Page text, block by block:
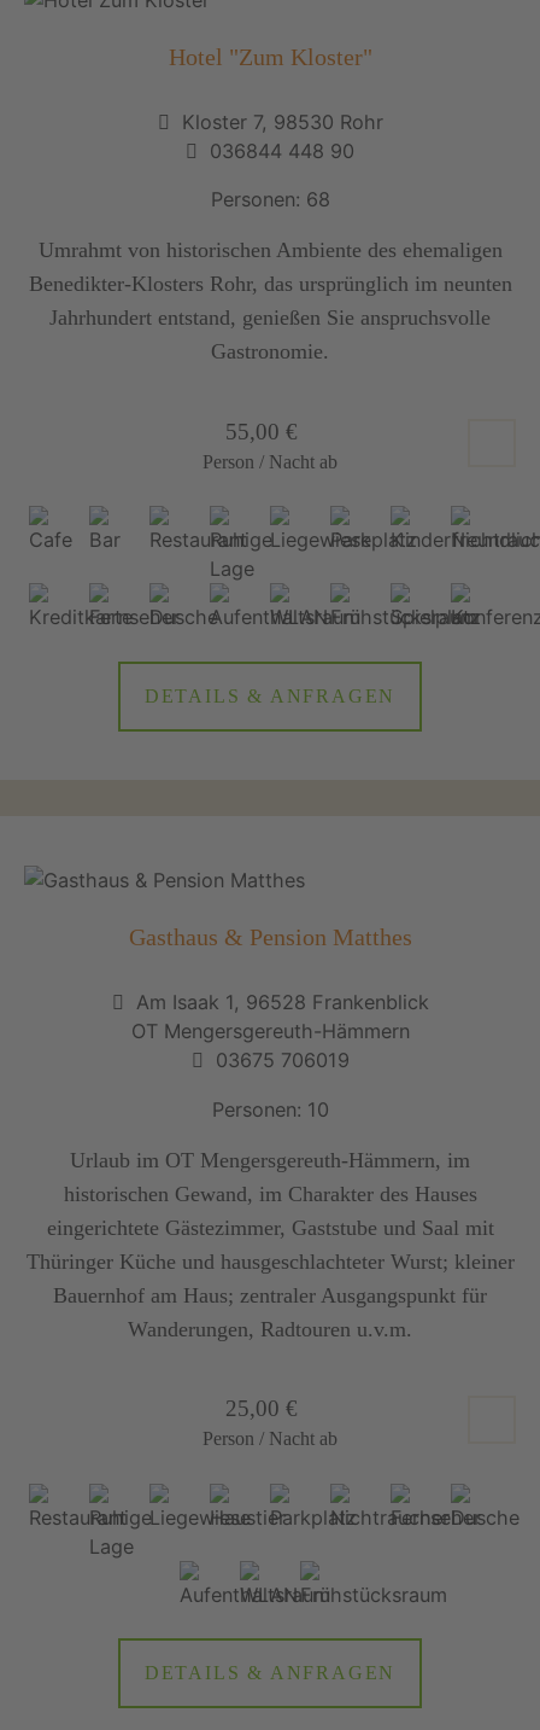
Hotel "Zum Kloster"
Kloster 7, 98530 Rohr
036844 448 90
Personen: 68
Umrahmt von historischen Ambiente des ehemaligen
Benedikter-Klosters Rohr, das ursprünglich im neunten
Jahrhundert entstand, genießen Sie anspruchsvolle
Gastronomie.
55,00 €
Person / Nacht ab
DETAILS & ANFRAGEN
Gasthaus & Pension Matthes
Am Isaak 1, 96528 Frankenblick
OT Mengersgereuth-Hämmern
03675 706019
Personen: 10
Urlaub im OT Mengersgereuth-Hämmern, im
historischen Gewand, im Charakter des Hauses
eingerichtete Gästezimmer, Gaststube und Saal mit
Thüringer Küche und hausgeschlachteter Wurst; kleiner
Bauernhof am Haus; zentraler Ausgangspunkt für
Wanderungen, Radtouren u.v.m.
25,00 €
Person / Nacht ab
DETAILS & ANFRAGEN